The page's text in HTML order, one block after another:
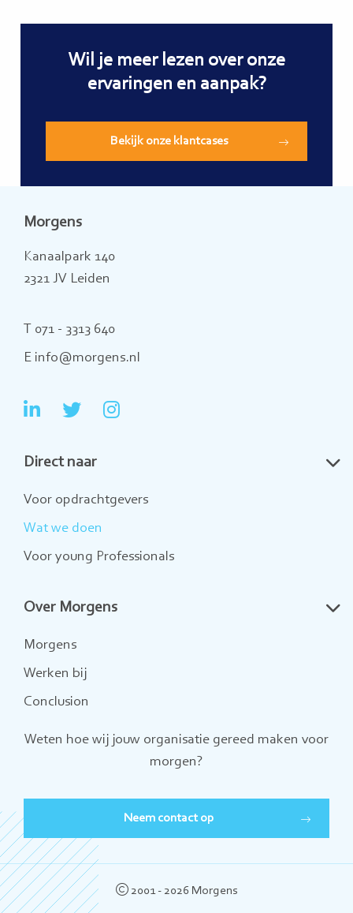
Wil je meer lezen over onze
ervaringen en aanpak?
Bekijk onze klantcases
Morgens
Kanaalpark 140
2321 JV Leiden
T 071 - 3313 640
E info@morgens.nl
Ga
LinkedIn
Ga
Twitter
Ga
Direct naar
Voor opdrachtgevers
Wat we doen
Voor young Professionals
Over Morgens
Morgens
Werken bij
Conclusion
Weten hoe wij jouw organisatie gereed maken voor
morgen?
Neem contact op
2001 - 2026 Morgens